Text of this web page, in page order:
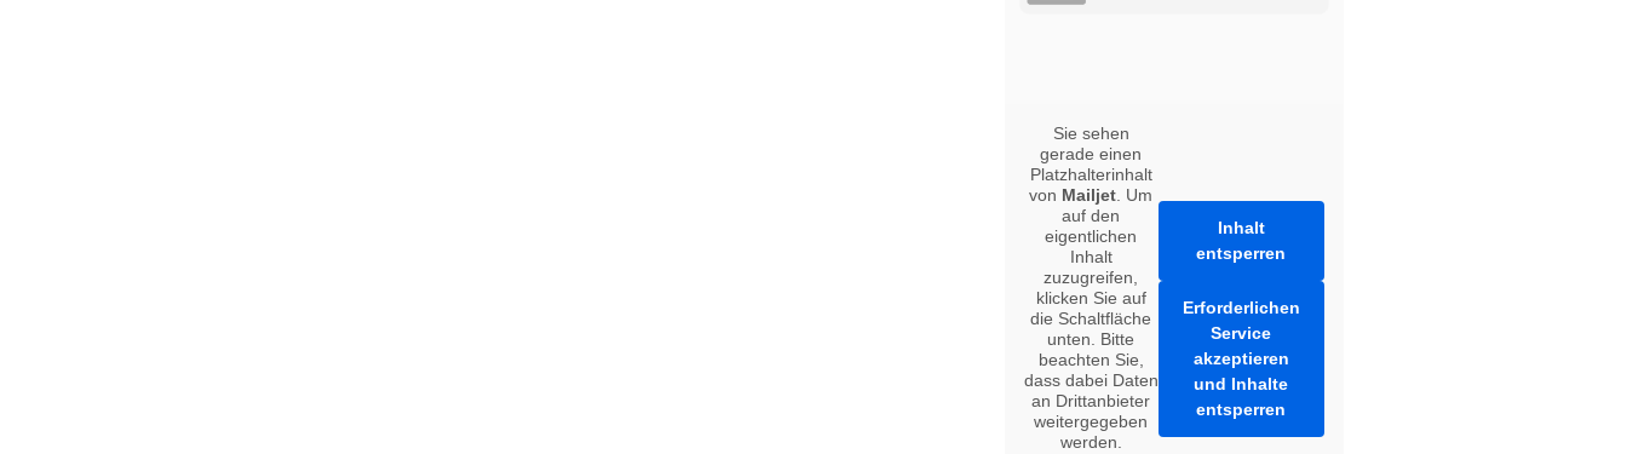
Sie sehen
gerade einen
Platzhalterinhalt
von Mailjet. Um
auf den
eigentlichen
Inhalt
zuzugreifen,
klicken Sie auf
die Schaltfläche
unten. Bitte
beachten Sie,
dass dabei Daten
an Drittanbieter
weitergegeben
werden.
Inhalt
entsperren
Erforderlichen
Service
akzeptieren
und Inhalte
entsperren